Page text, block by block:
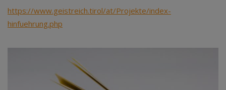
https://www.geistreich.tirol/at/Projekte/index-
hinfuehrung.php